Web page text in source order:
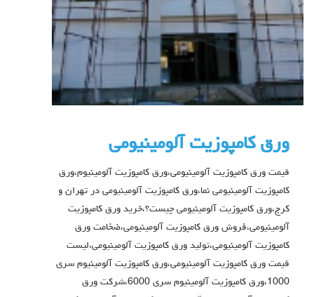
ورق کامپوزیت آلومینیومی
قیمت ورق کامپوزیت آلومینیومی،ورق کامپوزیت آلومینیوم،ورق
کامپوزیت آلومینیومی نما،ورق کامپوزیت آلومینیومی در تهران و
کرج،ورق کامپوزیت آلومینیومی چیست؟،خرید ورق کامپوزیت
آلومینیومی،فروش ورق کامپوزیت آلومینیومی،ضخامت ورق
کامپوزیت آلومینیومی،تولید ورق کامپوزیت آلومینیومی،لیست
قیمت ورق کامپوزیت آلومینیومی،ورق کامپوزیت آلومینیوم سری
1000،ورق کامپوزیت آلومینیوم سری 6000،شرکت ورق